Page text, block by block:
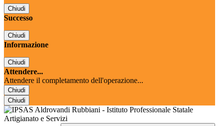
Chiudi
Successo
Chiudi
Informazione
Chiudi
Attendere...
Attendere il completamento dell'operazione...
Chiudi
Chiudi